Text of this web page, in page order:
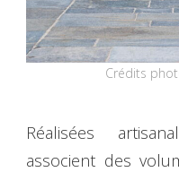
Crédits
Réalisées
associent des